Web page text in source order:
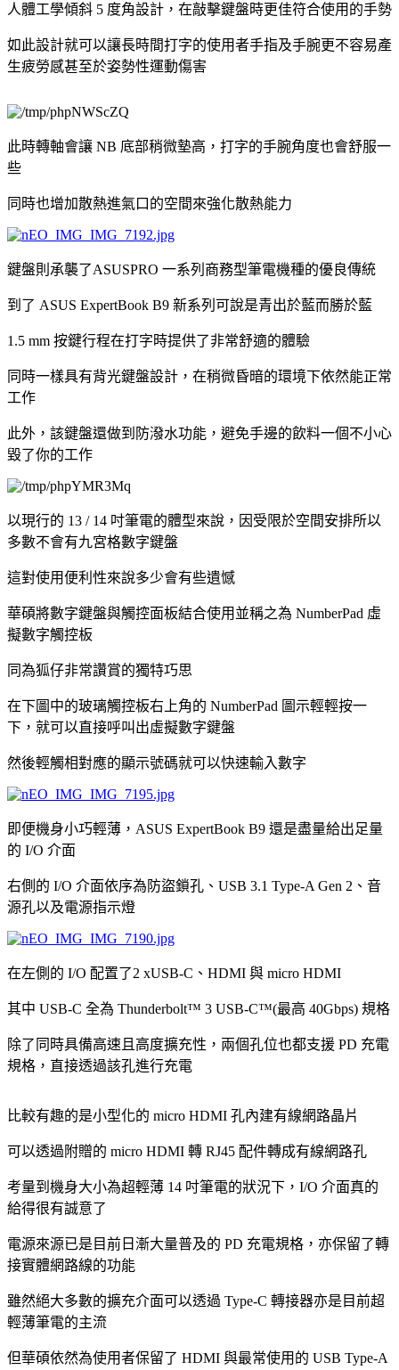
人體工學傾斜 5 度角設計，在敲擊鍵盤時更佳符合使用的手勢
如此設計就可以讓長時間打字的使用者手指及手腕更不容易產
生疲勞感甚至於姿勢性運動傷害
此時轉軸會讓 NB 底部稍微墊高，打字的手腕角度也會舒服一
些
同時也增加散熱進氣口的空間來強化散熱能力
鍵盤則承襲了ASUSPRO 一系列商務型筆電機種的優良傳統
到了 ASUS ExpertBook B9 新系列可說是青出於藍而勝於藍
1.5 mm 按鍵行程在打字時提供了非常舒適的體驗
同時一樣具有背光鍵盤設計，在稍微昏暗的環境下依然能正常
工作
此外，該鍵盤還做到防潑水功能，避免手邊的飲料一個不小心
毀了你的工作
以現行的 13 / 14 吋筆電的體型來說，因受限於空間安排所以
多數不會有九宮格數字鍵盤
這對使用便利性來說多少會有些遺憾
華碩將數字鍵盤與觸控面板結合使用並稱之為 NumberPad 虛
擬數字觸控板
同為狐仔非常讚賞的獨特巧思
在下圖中的玻璃觸控板右上角的 NumberPad 圖示輕輕按一
下，就可以直接呼叫出虛擬數字鍵盤
然後輕觸相對應的顯示號碼就可以快速輸入數字
即便機身小巧輕薄，ASUS ExpertBook B9 還是盡量給出足量
的 I/O 介面
右側的 I/O 介面依序為防盜鎖孔、USB 3.1 Type-A Gen 2、音
源孔以及電源指示燈
在左側的 I/O 配置了2 xUSB-C、HDMI 與 micro HDMI
其中 USB-C 全為 Thunderbolt™ 3 USB-C™(最高 40Gbps) 規格
除了同時具備高速且高度擴充性，兩個孔位也都支援 PD 充電
規格，直接透過該孔進行充電
比較有趣的是小型化的 micro HDMI 孔內建有線網路晶片
可以透過附贈的 micro HDMI 轉 RJ45 配件轉成有線網路孔
考量到機身大小為超輕薄 14 吋筆電的狀況下，I/O 介面真的
給得很有誠意了
電源來源已是目前日漸大量普及的 PD 充電規格，亦保留了轉
接實體網路線的功能
雖然絕大多數的擴充介面可以透過 Type-C 轉接器亦是目前超
輕薄筆電的主流
但華碩依然為使用者保留了 HDMI 與最常使用的 USB Type-A